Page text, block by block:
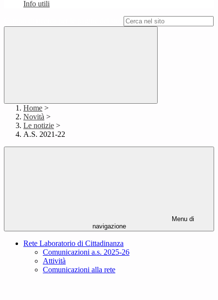
Info utili
Home >
Novità >
Le notizie >
A.S. 2021-22
Menu di
navigazione
Rete Laboratorio di Cittadinanza
Comunicazioni a.s. 2025-26
Attività
Comunicazioni alla rete